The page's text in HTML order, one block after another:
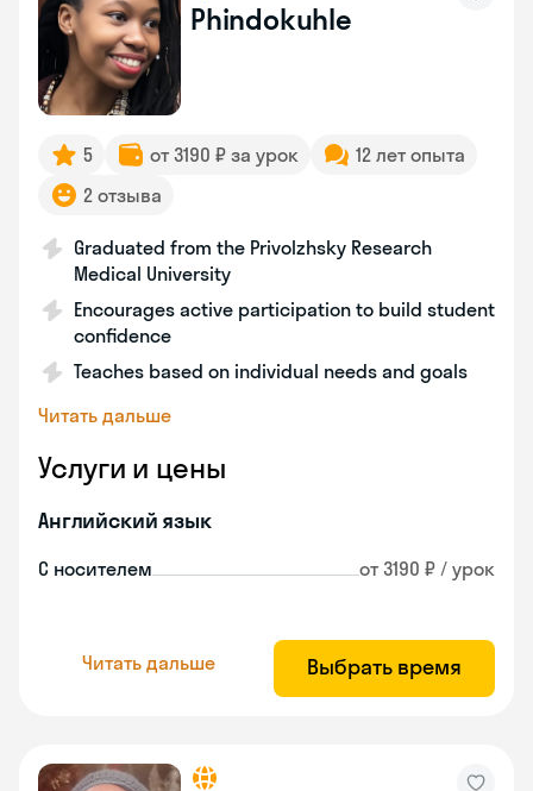
Phindokuhle
5 от 3190 ₽ за урок
12 лет опыта
2 отзыва
Graduated from the Privolzhsky Research
Medical University
Encourages active participation to build student
confidence
Teaches based on individual needs and goals
Читать дальше
Услуги и цены
Английский язык
С носителем от 3190 ₽ / урок
Читать дальше Выбрать время